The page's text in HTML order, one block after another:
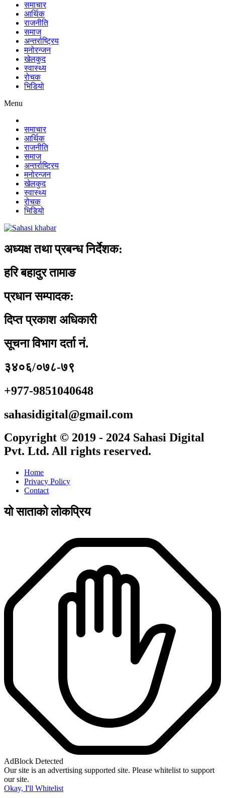
समाचार
आर्थिक
राजनीति
समाज
अन्तर्राष्ट्रिय
मनोरन्जन
खेलकुद
स्वास्थ्य
रोचक
भिडियो
Menu
समाचार
आर्थिक
राजनीति
समाज
अन्तर्राष्ट्रिय
मनोरन्जन
खेलकुद
स्वास्थ्य
रोचक
भिडियो
अध्यक्ष तथा प्रबन्ध निर्देशक:
हरि बहादुर तामाङ
प्रधान सम्पादक:
दिप्त प्रकाश अधिकारी
सूचना विभाग दर्ता नं.
३४०६/०७८-७९
+977-9851040648
sahasidigital@gmail.com
Copyright © 2019 - 2024 Sahasi Digital
Pvt. Ltd. All rights reserved.
Home
Privacy Policy
Contact
यो साताको लोकप्रिय
AdBlock Detected
Our site is an advertising supported site. Please whitelist to support
our site.
Okay, I'll Whitelist